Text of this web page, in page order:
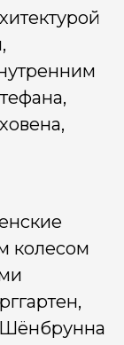
колесом